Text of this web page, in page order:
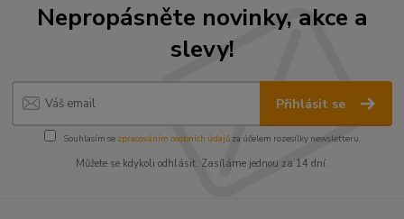
Nepropásněte novinky, akce a
slevy!
Přihlásit se
Souhlasím se zpracováním osobních údajůza účelem rozesílky newsletteru.
Můžete se kdykoli odhlásit. Zasíláme jednou za 14 dní.